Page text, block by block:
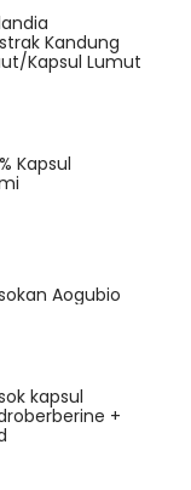
Kandung
Kapsul Lumut
Kapsul
Aogubio
kapsul
+